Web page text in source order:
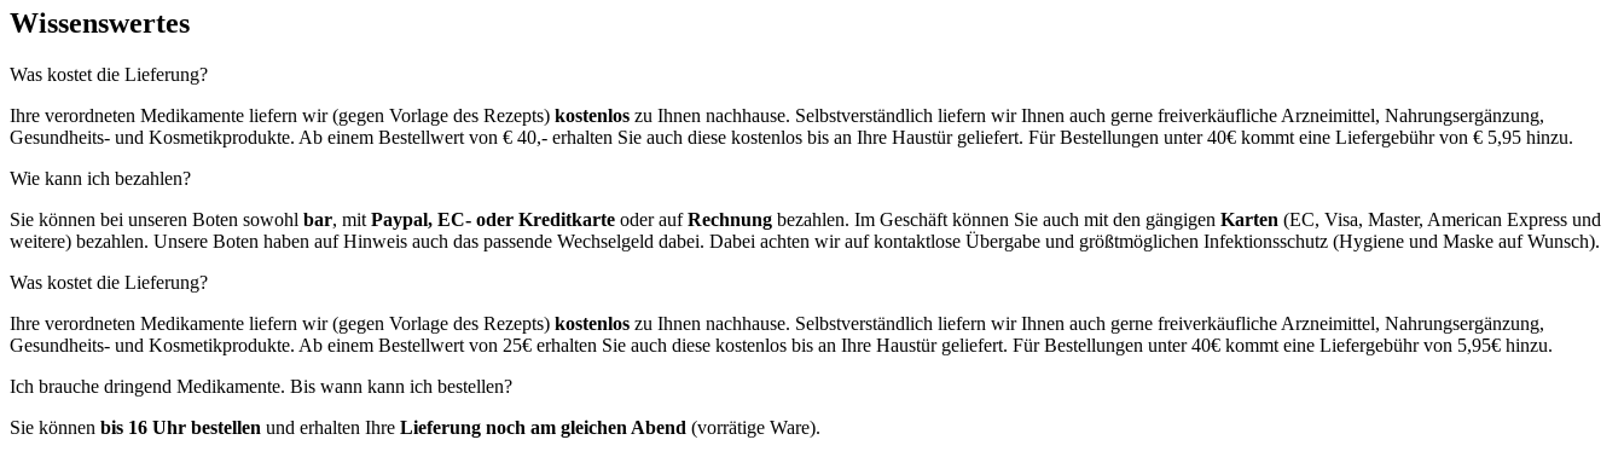
Wissenswertes
Was kostet die Lieferung?
Ihre verordneten Medikamente liefern wir (gegen Vorlage des Rezepts) kostenlos zu Ihnen nachhause. Selbstverständlich liefern wir Ihnen auch gerne freiverkäufliche Arzneimittel, Nahrungsergänzung,
Gesundheits- und Kosmetikprodukte. Ab einem Bestellwert von € 40,- erhalten Sie auch diese kostenlos bis an Ihre Haustür geliefert. Für Bestellungen unter 40€ kommt eine Liefergebühr von € 5,95 hinzu.
Wie kann ich bezahlen?
Sie können bei unseren Boten sowohl bar, mit Paypal, EC- oder Kreditkarte oder aufRechnung bezahlen. Im Geschäft können Sie auch mit den gängigen Karten (EC, Visa, Master, American Express und
weitere) bezahlen. Unsere Boten haben auf Hinweis auch das passende Wechselgeld dabei. Dabei achten wir auf kontaktlose Übergabe und größtmöglichen Infektionsschutz (Hygiene und Maske auf Wunsch).
Was kostet die Lieferung?
Ihre verordneten Medikamente liefern wir (gegen Vorlage des Rezepts) kostenlos zu Ihnen nachhause. Selbstverständlich liefern wir Ihnen auch gerne freiverkäufliche Arzneimittel, Nahrungsergänzung,
Gesundheits- und Kosmetikprodukte. Ab einem Bestellwert von 25€ erhalten Sie auch diese kostenlos bis an Ihre Haustür geliefert. Für Bestellungen unter 40€ kommt eine Liefergebühr von 5,95€ hinzu.
Ich brauche dringend Medikamente. Bis wann kann ich bestellen?
Sie können bis 16 Uhr bestellen und erhalten Ihre Lieferung noch am gleichen Abend (vorrätige Ware).